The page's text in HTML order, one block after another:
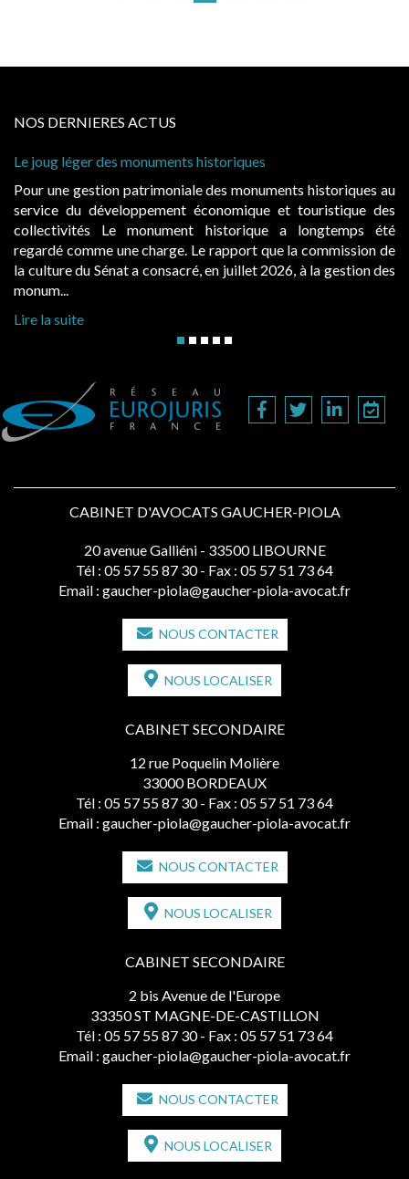
NOS DERNIERES ACTUS
Le joug léger des monuments historiques
Pour une gestion patrimoniale des monuments historiques au
service du développement économique et touristique des
collectivités Le monument historique a longtemps été
regardé comme une charge. Le rapport que la commission de
la culture du Sénat a consacré, en juillet 2026, à la gestion des
monum...
Lire la suite
CABINET D'AVOCATS GAUCHER-PIOLA
20 avenue Galliéni - 33500 LIBOURNE
Tél : 05 57 55 87 30 - Fax : 05 57 51 73 64
Email : gaucher-piola@gaucher-piola-avocat.fr
NOUS CONTACTER
NOUS LOCALISER
CABINET SECONDAIRE
12 rue Poquelin Molière
33000 BORDEAUX
Tél : 05 57 55 87 30 - Fax : 05 57 51 73 64
Email : gaucher-piola@gaucher-piola-avocat.fr
NOUS CONTACTER
NOUS LOCALISER
CABINET SECONDAIRE
2 bis Avenue de l'Europe
33350 ST MAGNE-DE-CASTILLON
Tél : 05 57 55 87 30 - Fax : 05 57 51 73 64
Email : gaucher-piola@gaucher-piola-avocat.fr
NOUS CONTACTER
NOUS LOCALISER